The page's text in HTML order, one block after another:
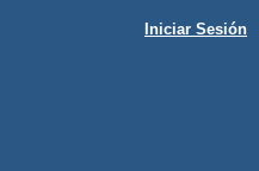
Iniciar Sesión